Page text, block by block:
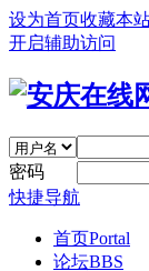
设为首页收藏本
开启辅助访问
密码
快捷导航
首页Portal
论坛BBS